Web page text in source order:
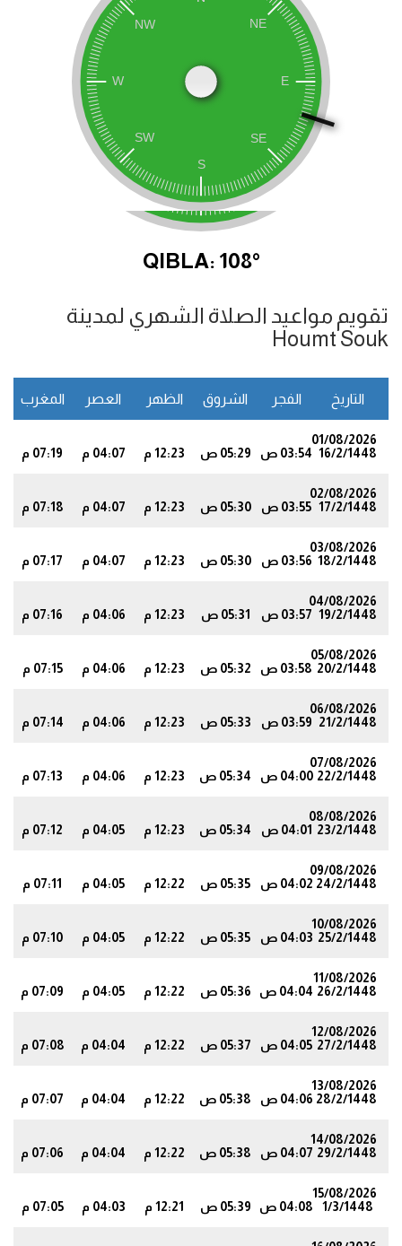
QIBLA: 108°
تقويم مواعيد الصلاة الشهري لمدينة
Houmt Souk
التاريخ الفجر الشروق الظهر العصر المغرب
01/08/2026
16/2/1448 03:54 ص 05:29 ص 12:23 م 04:07 م 07:19 م
02/08/2026
17/2/1448 03:55 ص 05:30 ص 12:23 م 04:07 م 07:18 م
03/08/2026
18/2/1448 03:56 ص 05:30 ص 12:23 م 04:07 م 07:17 م
04/08/2026
19/2/1448 03:57 ص 05:31 ص 12:23 م 04:06 م 07:16 م
05/08/2026
20/2/1448 03:58 ص 05:32 ص 12:23 م 04:06 م 07:15 م
06/08/2026
21/2/1448 03:59 ص 05:33 ص 12:23 م 04:06 م 07:14 م
07/08/2026
22/2/1448 04:00 ص 05:34 ص 12:23 م 04:06 م 07:13 م
08/08/2026
23/2/1448 04:01 ص 05:34 ص 12:23 م 04:05 م 07:12 م
09/08/2026
24/2/1448 04:02 ص 05:35 ص 12:22 م 04:05 م 07:11 م
10/08/2026
25/2/1448 04:03 ص 05:35 ص 12:22 م 04:05 م 07:10 م
11/08/2026
26/2/1448 04:04 ص 05:36 ص 12:22 م 04:05 م 07:09 م
12/08/2026
27/2/1448 04:05 ص 05:37 ص 12:22 م 04:04 م 07:08 م
13/08/2026
28/2/1448 04:06 ص 05:38 ص 12:22 م 04:04 م 07:07 م
14/08/2026
29/2/1448 04:07 ص 05:38 ص 12:22 م 04:04 م 07:06 م
15/08/2026
1/3/1448
04:08 ص 05:39 ص 12:21 م 04:03 م 07:05 م